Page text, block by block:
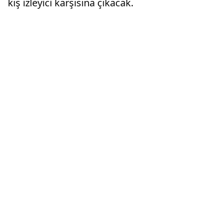
kış izleyici karşısına çıkacak.